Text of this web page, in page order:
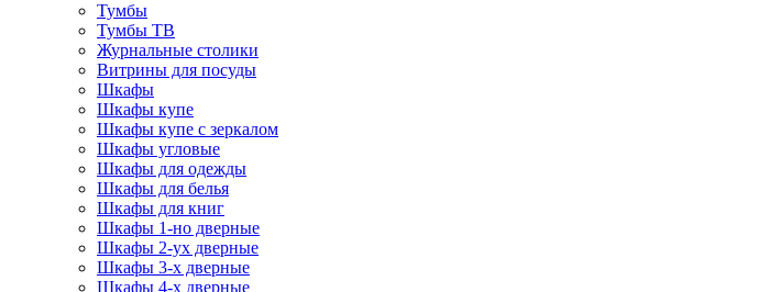
Тумбы
Тумбы ТВ
Журнальные столики
Витрины для посуды
Шкафы
Шкафы купе
Шкафы купе с зеркалом
Шкафы угловые
Шкафы для одежды
Шкафы для белья
Шкафы для книг
Шкафы 1-но дверные
Шкафы 2-ух дверные
Шкафы 3-х дверные
Шкафы 4-х дверные